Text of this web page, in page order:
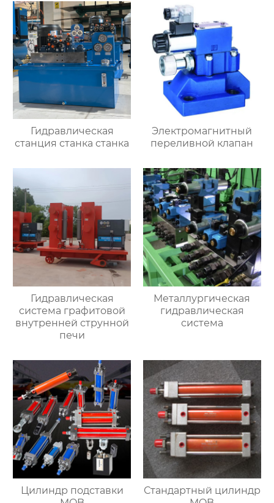
Гидравлическая
станция станка станка
Электромагнитный
переливной клапан
Гидравлическая
система графитовой
внутренней струнной
печи
Металлургическая
гидравлическая
система
Цилиндр подставки
Стандартный цилиндр